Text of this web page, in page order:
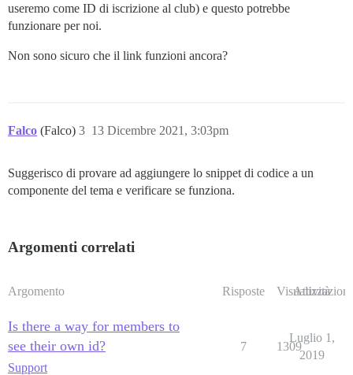
useremo come ID di iscrizione al club) e questo potrebbe
funzionare per noi.
Non sono sicuro che il link funzioni ancora?
Falco (Falco) 13 Dicembre 2021, 3:03pm
3
Suggerisco di provare ad aggiungere lo snippet di codice a un
componente del tema e verificare se funziona.
Argomenti correlati
Argomento Risposte Visualizzazioni
Attività
Is there a way for members to
see their own id?
Support
7 1309
Luglio 1,
2019